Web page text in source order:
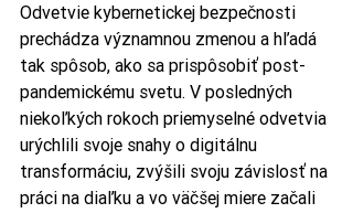
Odvetvie kybernetickej bezpečnosti
prechádza významnou zmenou a hľadá
tak spôsob, ako sa prispôsobiť post-
pandemickému svetu. V posledných
niekoľkých rokoch priemyselné odvetvia
urýchlili svoje snahy o digitálnu
transformáciu, zvýšili svoju závislosť na
práci na diaľku a vo väčšej miere začali